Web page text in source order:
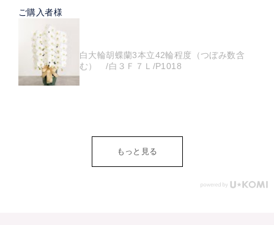
ご購入者様
白大輪胡蝶蘭3本立42輪程度（つぼみ数含
む） /白３Ｆ７Ｌ/P1018
もっと見る